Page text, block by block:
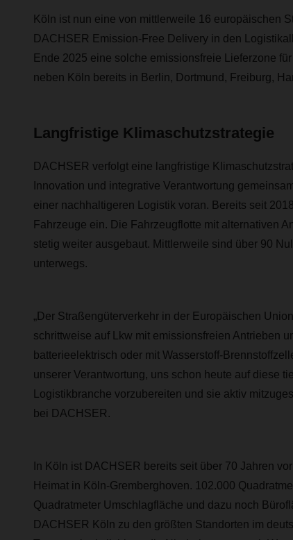
Köln ist nun eine von mittlerweile 16 europäischen
DACHSER Emission-Free Delivery in den
Ende 2025 eine solche emissionsfreie Lieferzone
neben Köln bereits in Berlin, Dortmund, Freiburg,
Langfristige Klimaschutzstrategie
DACHSER verfolgt eine langfristige
Innovation und integrative Verantwortung
einer nachhaltigeren Logistik voran. Bereits seit
Fahrzeuge ein. Die Fahrzeugflotte mit alternativen
stetig weiter ausgebaut. Mittlerweile sind über 90
unterwegs.
„Der Straßengüterverkehr in der Europäischen
schrittweise auf Lkw mit emissionsfreien Antrieben
batterieelektrisch oder mit Wasserstoff-
unserer Verantwortung, uns schon heute auf diese
Logistikbranche vorzubereiten und sie aktiv
bei DACHSER.
In Köln ist DACHSER bereits seit über 70 Jahren
Heimat in Köln-Gremberghoven. 102.000
Quadratmeter Umschlagfläche und dazu noch
DACHSER Köln zu den größten Standorten im